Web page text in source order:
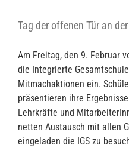
Tag der offenen Tür an
Am Freitag, den 9. Februar
die Integrierte
Mitmachaktionen ein.
präsentieren ihre
Lehrkräfte und
netten Austausch mit allen
eingeladen die IGS zu